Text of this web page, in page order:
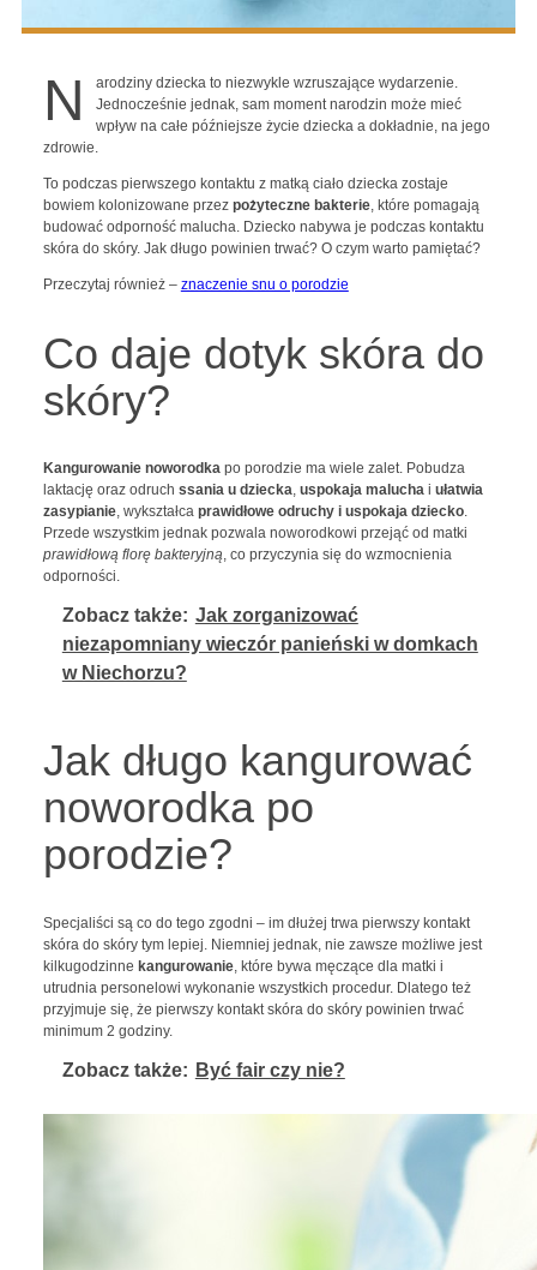
N
arodziny dziecka to niezwykle wzruszające wydarzenie.
Jednocześnie jednak, sam moment narodzin może mieć
wpływ na całe późniejsze życie dziecka a dokładnie, na jego
zdrowie.
To podczas pierwszego kontaktu z matką ciało dziecka zostaje
bowiem kolonizowane przezpożyteczne bakterie, które pomagają
budować odporność malucha. Dziecko nabywa je podczas kontaktu
skóra do skóry. Jak długo powinien trwać? O czym warto pamiętać?
Przeczytaj również – znaczenie snu o porodzie
Co daje dotyk skóra do
skóry?
Kangurowanie noworodkapo porodzie ma wiele zalet. Pobudza
laktację oraz odruch ssania u dziecka, uspokaja maluchai ułatwia
zasypianie, wykształca prawidłowe odruchy i uspokaja dziecko.
Przede wszystkim jednak pozwala noworodkowi przejąć od matki
prawidłową florę bakteryjną, co przyczynia się do wzmocnienia
odporności.
Zobacz także: Jak zorganizować
niezapomniany wieczór panieński w domkach
w Niechorzu?
Jak długo kangurować
noworodka po
porodzie?
Specjaliści są co do tego zgodni – im dłużej trwa pierwszy kontakt
skóra do skóry tym lepiej. Niemniej jednak, nie zawsze możliwe jest
kilkugodzinne kangurowanie, które bywa męczące dla matki i
utrudnia personelowi wykonanie wszystkich procedur. Dlatego też
przyjmuje się, że pierwszy kontakt skóra do skóry powinien trwać
minimum 2 godziny.
Zobacz także: Być fair czy nie?